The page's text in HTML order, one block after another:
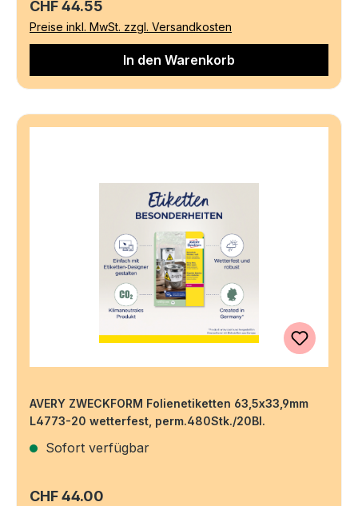
Regulärer Preis:
CHF 44.55
Preise inkl. MwSt. zzgl. Versandkosten
In den Warenkorb
AVERY ZWECKFORM Folienetiketten 63,5x33,9mm
L4773-20 wetterfest, perm.480Stk./20Bl.
Sofort verfügbar
Regulärer Preis:
CHF 44.00